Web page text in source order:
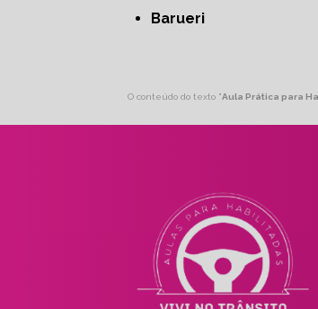
Barueri
O conteúdo do texto "Aula Prática para